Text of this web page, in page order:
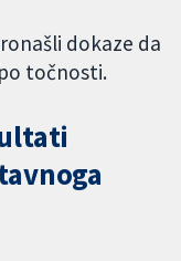
dokaze da
točnosti.